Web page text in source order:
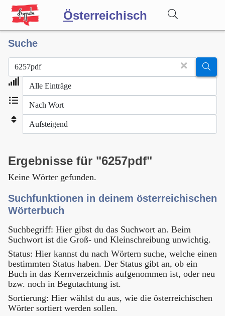
Österreichisch
Wörterbuch
Forum
Blog
Suche
Ergebnisse für "6257pdf"
Keine Wörter gefunden.
Suchfunktionen in deinem österreichischen
Wörterbuch
Suchbegriff: Hier gibst du das Suchwort an. Beim
Suchwort ist die Groß- und Kleinschreibung unwichtig.
Status: Hier kannst du nach Wörtern suche, welche einen
bestimmten Status haben. Der Status gibt an, ob ein
Buch in das Kernverzeichnis aufgenommen ist, oder neu
bzw. noch in Begutachtung ist.
Sortierung: Hier wählst du aus, wie die österreichischen
Wörter sortiert werden sollen.